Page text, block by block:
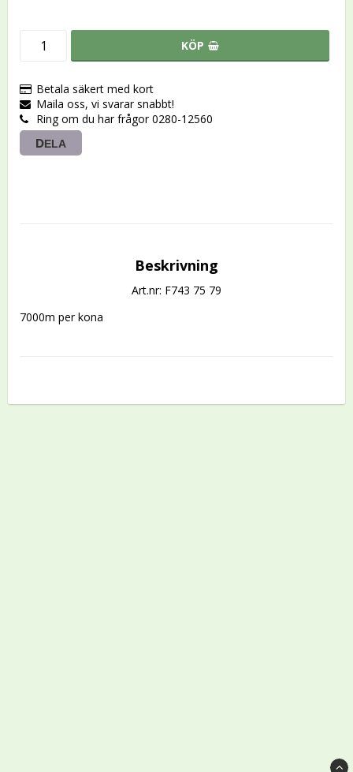
KÖP
Betala säkert med kort
Maila oss, vi svarar snabbt!
Ring om du har frågor 0280-12560
DELA
Beskrivning
Art.nr: F743 75 79
7000m per kona